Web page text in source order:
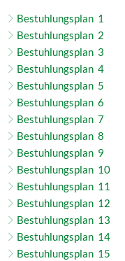
Bestuhlungsplan 1
Bestuhlungsplan 2
Bestuhlungsplan 3
Bestuhlungsplan 4
Bestuhlungsplan 5
Bestuhlungsplan 6
Bestuhlungsplan 7
Bestuhlungsplan 8
Bestuhlungsplan 9
Bestuhlungsplan 10
Bestuhlungsplan 11
Bestuhlungsplan 12
Bestuhlungsplan 13
Bestuhlungsplan 14
Bestuhlungsplan 15